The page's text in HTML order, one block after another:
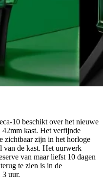
10 beschikt over het nieuwe
kast. Het verfijnde
zichtbaar zijn in het horloge
van de kast. Het uurwerk
van maar liefst 10 dagen
te zien is in de
3 uur.